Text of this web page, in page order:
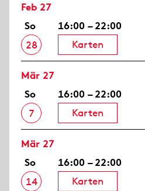
Feb 27
So
28
16:00 – 22:00
Karten
Mär 27
So
7
16:00 – 22:00
Karten
Mär 27
So
14
16:00 – 22:00
Karten